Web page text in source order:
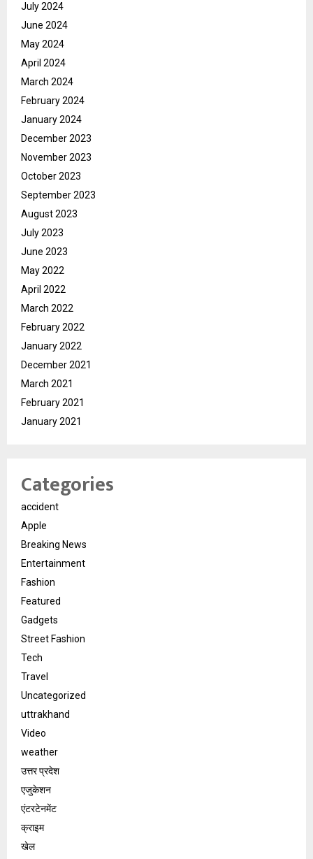
July 2024
June 2024
May 2024
April 2024
March 2024
February 2024
January 2024
December 2023
November 2023
October 2023
September 2023
August 2023
July 2023
June 2023
May 2022
April 2022
March 2022
February 2022
January 2022
December 2021
March 2021
February 2021
January 2021
Categories
accident
Apple
Breaking News
Entertainment
Fashion
Featured
Gadgets
Street Fashion
Tech
Travel
Uncategorized
uttrakhand
Video
weather
उत्तर प्रदेश
एजुकेशन
एंटरटेनमेंट
क्राइम
खेल